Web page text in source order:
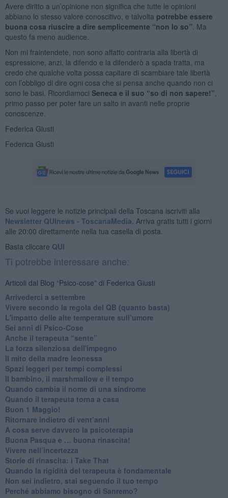
Avere diritto a un’opinione non significa che tutte le opinioni
abbiano lo stesso valore conoscitivo, e talvolta potrebbe essere
buona cosa riuscire a dire semplicemente “non lo so” . Ma
questo fa meno audience.
Non mi fraintendete, non sono affatto contraria alla libertà di
espressione, anzi, la difendo e la difenderò a spada tratta, ma
credo che qualche volta possa capitare di scambiare tale libertà
con l’obbligo di dire ogni cosa che si pensa anche quando non ci
sono le basi. Ricordiamoci Seneca e il suo “so di non sapere!”
primo passo per poter fare un salto in avanti nelle proprie
conoscenze.
Federica Giusti
Federica Giusti
Se vuoi leggere le notizie principali della Toscana iscriviti alla
Newsletter QUInews - ToscanaMedia. Arriva gratis tutti i giorni
alle 20:00 direttamente nella tua casella di posta.
Basta cliccare QUI
Ti potrebbe interessare anche:
Articoli dal Blog “Psico-cose” di Federica Giusti
​Arrivederci a settembre
​Vivere secondo la regola del QB (quanto basta)
​L'impatto delle alte temperature sull’umore
Sei anni di Psico-Cose
​Anche il terapeuta “sente”
​La forza silenziosa dell'impegno
​Il mito della madre leonessa
Spazi leggeri per tempi complessi
Il bambino, il marshmallow e il tempo
​Quando cambia il nome di una sindrome
​Quando il terapeuta torna a casa
​Buon 1 Maggio!
Ritornare indietro di vent’anni
​A cosa serve davvero la psicoterapia
​Buona Pasqua e … buona rinascita!
​Vivere nell’incertezza
​Storie di rinascita: i Take That
​Quando la rigidità del terapeuta è fondamentale
​Non sei indietro, stai seguendo il tuo tempo
​Perché abbiamo bisogno di Sanremo?